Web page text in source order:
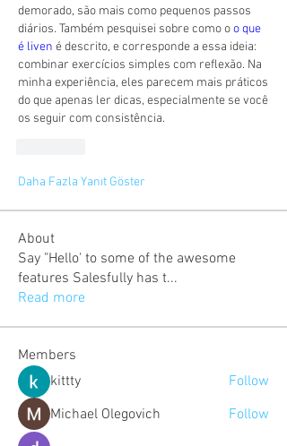
demorado, são mais como pequenos passos
diários. Também pesquisei sobre como o o que
é liven é descrito, e corresponde a essa ideia:
combinar exercícios simples com reflexão. Na
minha experiência, eles parecem mais práticos
do que apenas ler dicas, especialmente se você
os seguir com consistência.
Daha Fazla Yanıt Göster
About
Say "Hello' to some of the awesome
features Salesfully has t...
Read more
Members
kittty
Follow
Michael Olegovich
Follow